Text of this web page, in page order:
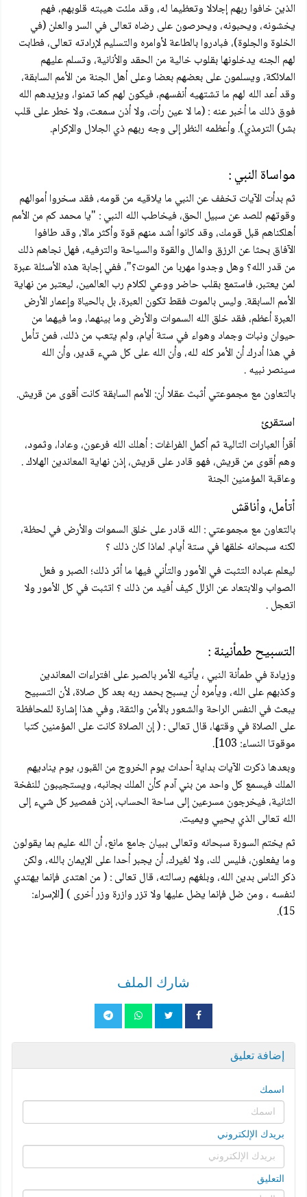
الذين خافوا ربهم إجلالا وتعظيما له، وقد ملئت هيبته قلوبهم، فهم
يخشونه، ويحبونه، ويحرصون على رضاه تعالى في السر والعلن (في
الخلوة والجلوة)، فبادروا بالطاعة لأوامره والتسليم لإرادته تعالى، فطابت
لهم الجنه يدخلونها بقلوب خالية من الحقد والأنانية، وتسلم عليهم
الملائكة، ويسلمون على بعضهم بعضا وعلى أهل الجنة من الأمم السابقة،
وقد أعد الله لهم ما تشتهيه أنفسهم، فيكون لهم كما تمنوا، ويزيدهم الله
فوق ذلك ما أخبر عنه : (ما لا عين رأت، ولا أذن سمعت، ولا خطر على قلب
بشر) الترمذي). وأعظمه النظر إلى وجه ربهم ذي الجلال والإكرام.
مواساة النبي :
ثم بدأت الآيات تخفف عن النبي ما يلاقيه من قومه، فقد سخروا أموالهم
وقوتهم للصد عن سبيل الحق، فيخاطب الله النبي : "يا محمد كم من الأمم
أهلكناهم قبل قومك، وقد كانوا أشد منهم قوة وأكثر مالا، وقد طافوا
الآفاق بحثا عن الرزق والمال والقوة والسياحة والترفيه، فهل نجاهم ذلك
من قدر الله؟ وهل وجدوا مهربا من الموت؟"، ففي إجابة هذه الأسئلة عبرة
لمن يعتبر، فاستمع بقلب حاضر ووعي لکلام رب العالمين، ليعتبر من نهاية
الأمم السابقة. وليس بالموت فقط تكون العبرة، بل بالحياة وإعمار الأرض
العبرة أعظم، فقد خلق الله السموات والأرض وما بينهما، وما فيهما من
حيوان ونبات وجماد وهواء في ستة أيام، ولم يتعب من ذلك، فمن تأمل
في هذا أدرك أن الأمر كله لله، وأن الله على كل شيء قدير، وأن الله
سينصر نبيه .
بالتعاون مع مجموعتي أثبث عقلا أن: الأمم السابقة كانت أقوى من قريش.
استقرئ
أقرأ العبارات التالية ثم أكمل الفراغات : أهلك الله فرعون، وعادا، وثمود،
وهم أقوى من قريش، فهو قادر على قريش، إذن نهاية المعاندين الهلاك .
وعاقبة المؤمنين الجنة
أتأمل، وأناقش
بالتعاون مع مجموعتي : الله قادر على خلق السموات والأرض في لحظة،
لكنه سبحانه خلقها في ستة أيام. لماذا كان ذلك ؟
ليعلم عباده التثبت في الأمور والتأني فيها ما أثر ذلك؛ الصبر و فعل
الصواب والابتعاد عن الزلل كيف أفيد من ذلك ؟ اتثبت في كل الأمور ولا
اتعجل .
التسبيح طمأنينة :
وزيادة في طمأنة النبي ، يأتيه الأمر بالصبر على افتراءات المعاندين
وكذبهم على الله، ويأمره أن يسبح بحمد ربه بعد كل صلاة، لأن التسبيح
يبعث في النفس الراحة والشعور بالأمن والثقة، وفي هذا إشارة للمحافظة
على الصلاة في وقتها، قال تعالى : ( إن الصلاة كانت على المؤمنين كتبا
موقوتا النساء: 103].
وبعدها ذكرت الآيات بداية أحداث يوم الخروج من القبور، يوم يناديهم
الملك فيسمع كل واحد من بني آدم كأن الملك بجانبه، ويستجيبون للنفخة
الثانية، فيخرجون مسرعين إلى ساحة الحساب، إذن فمصير كل شيء إلى
الله تعالى الذي يحيي ويميت.
ثم يختم السورة سبحانه وتعالى ببيان جامع مانع، أن الله عليم بما يقولون
وما يفعلون، فليس لك، ولا لغيرك، أن يجبر أحدا على الإيمان بالله، ولكن
ذكر الناس بدين الله، وبلغهم رسالته، قال تعالى : ( من اهتدى فإنما يهتدي
لنفسه ، ومن ضل فإنما يضل عليها ولا تزر وازرة وزر أخرى ) [الإسراء:
15).
شارك الملف
إضافة تعليق
اسمك
بريدك الإلكتروني
التعليق